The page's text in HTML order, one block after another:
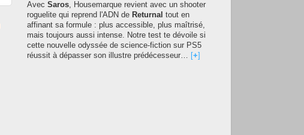
Avec Saros, Housemarque revient avec un shooter
roguelite qui reprend l'ADN de Returnal tout en
affinant sa formule : plus accessible, plus maîtrisé,
mais toujours aussi intense. Notre test te dévoile si
cette nouvelle odyssée de science-fiction sur PS5
réussit à dépasser son illustre prédécesseur…
+